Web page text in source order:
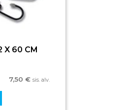
X 60 CM
7,50€ sis. alv.